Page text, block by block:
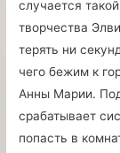
случается
творчества
терять ни
чего бежим к
Анны Марии.
срабатывает
попасть в